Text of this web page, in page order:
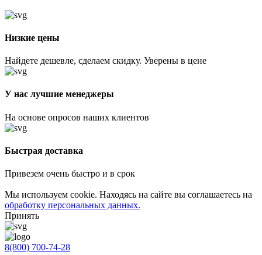
Низкие цены
Найдете дешевле, сделаем скидку. Уверены в цене
У нас лучшие менеджеры
На основе опросов наших клиентов
Быстрая доставка
Привезем очень быстро и в срок
Мы используем cookie. Находясь на сайте вы соглашаетесь на
обработку персональных данных.
Принять
8(800) 700-74-28